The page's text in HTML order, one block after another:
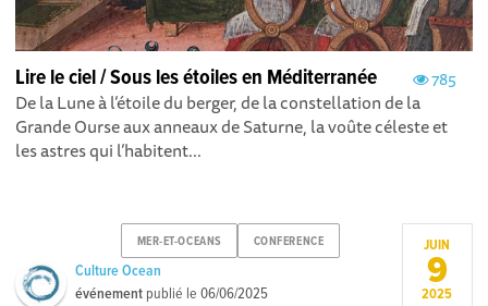
785
Lire le ciel / Sous les étoiles en Méditerranée
De la Lune à l’étoile du berger, de la constellation de la
Grande Ourse aux anneaux de Saturne, la voûte céleste et
les astres qui l’habitent...
MER-ET-OCEANS CONFERENCE
Culture Ocean
événement publié le06/06/2025
JUIN
9
2025